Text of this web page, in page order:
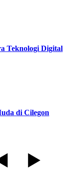
Teknologi Digital
di Cilegon